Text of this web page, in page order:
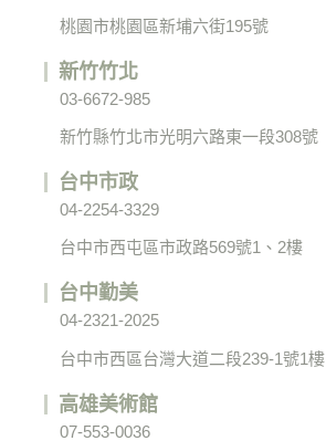
桃園市桃園區新埔六街195號
新竹竹北
03-6672-985
新竹縣竹北市光明六路東一段308號
台中市政
04-2254-3329
台中市西屯區市政路569號1、2樓
台中勤美
04-2321-2025
台中市西區台灣大道二段239-1號1樓
高雄美術館
07-553-0036